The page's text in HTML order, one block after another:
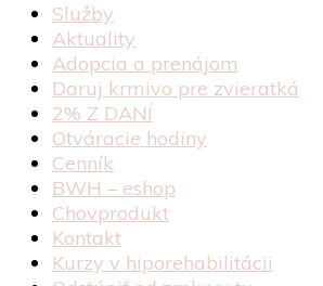
Služby
Aktuality
Adopcia a prenájom
Daruj krmivo pre zvieratká
2% Z DANÍ
Otváracie hodiny
Cenník
BWH – eshop
Chovprodukt
Kontakt
Kurzy v hiporehabilitácii